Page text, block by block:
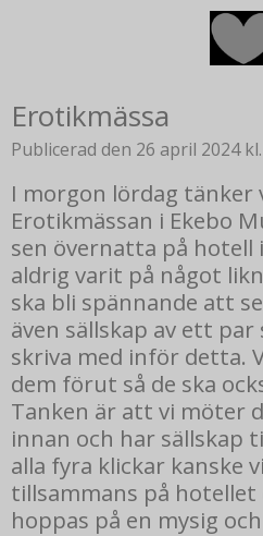
Erotikmässa
Publicerad den 26 april 2024
I morgon lördag tänker
Erotikmässan i Ekebo
sen övernatta på hotell
aldrig varit på något
ska bli spännande att
även sällskap av ett par
skriva med inför detta.
dem förut så de ska
Tanken är att vi möter
innan och har sällskap
alla fyra klickar kanske
tillsammans på hotellet
hoppas på en mysig